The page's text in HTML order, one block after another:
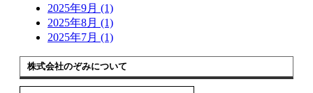
2025年9月 (1)
2025年8月 (1)
2025年7月 (1)
株式会社のぞみについて